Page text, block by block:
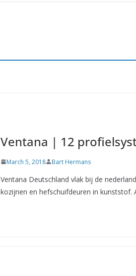
Ventana | 12
March 5, 2018 Bart Hermans
Ventana Deutschland vlak bij de
kozijnen en hefschuifdeuren in